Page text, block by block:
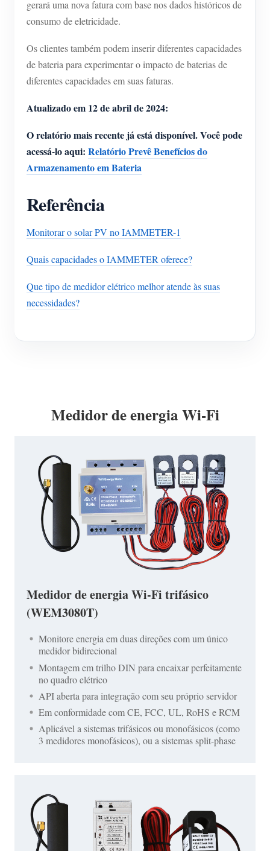
gerará uma nova fatura com base nos dados históricos de
consumo de eletricidade.
Os clientes também podem inserir diferentes capacidades
de bateria para experimentar o impacto de baterias de
diferentes capacidades em suas faturas.
Atualizado em 12 de abril de 2024:
O relatório mais recente já está disponível. Você pode
acessá-lo aqui: Relatório Prevê Benefícios do
Armazenamento em Bateria
Referência
Monitorar o solar PV no IAMMETER-1
Quais capacidades o IAMMETER oferece?
Que tipo de medidor elétrico melhor atende às suas
necessidades?
Medidor de energia Wi-Fi
Medidor de energia Wi-Fi trifásico
(WEM3080T)
Monitore energia em duas direções com um único
medidor bidirecional
Montagem em trilho DIN para encaixar perfeitamente
no quadro elétrico
API aberta para integração com seu próprio servidor
Em conformidade com CE, FCC, UL, RoHS e RCM
Aplicável a sistemas trifásicos ou monofásicos (como
3 medidores monofásicos), ou a sistemas split-phase